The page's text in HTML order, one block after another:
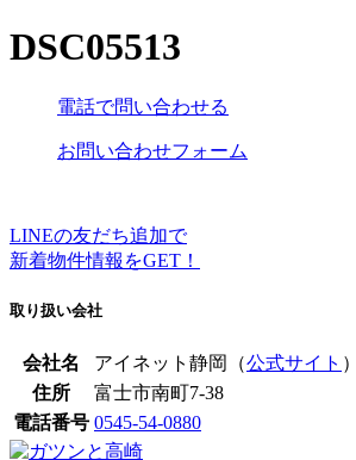
DSC05513
電話で問い合わせる
お問い合わせフォーム
LINEの友だち追加で
新着物件情報をGET！
取り扱い会社
会社名 アイネット静岡（公式サイト ）
住所
富士市南町7-38
電話番号 0545-54-0880